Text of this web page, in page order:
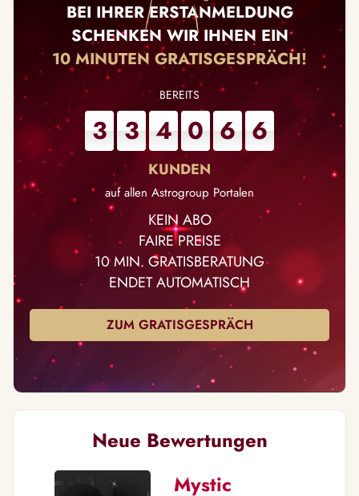
BEI IHRER ERSTANMELDUNG
SCHENKEN WIR IHNEN EIN
10 MINUTEN GRATISGESPRÄCH!
3 3 4 0 6 6
auf allen Astrogroup Portalen
KEIN ABO
FAIRE PREISE
10 MIN. GRATISBERATUNG
ENDET AUTOMATISCH
ZUM GRATISGESPRÄCH
Neue Bewertungen
Mystic